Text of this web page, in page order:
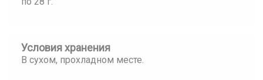
Условия хранения
В сухом, прохладном месте.